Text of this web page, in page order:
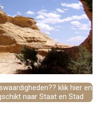
klik hier en
naar Staat en Stad